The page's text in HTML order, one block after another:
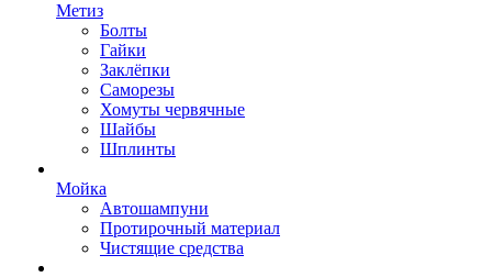
Метиз
Болты
Гайки
Заклёпки
Саморезы
Хомуты червячные
Шайбы
Шплинты
Мойка
Автошампуни
Протирочный материал
Чистящие средства